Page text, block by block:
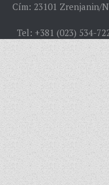
EGYHÁZMEGYEI
LELKIPÁSZTOROK
SZERZETESRENDEK
IN MEMORIAM
PLÉBÁNIÁK
ÉSZAKI ESPERESSÉG
KÖZPONTI
DÉLI ESPERESSÉG
ARCHÍVUM
Cím: 23101 Zrenjanin/
Tel: +381 (023) 534-